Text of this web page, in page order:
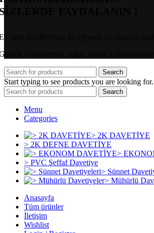
FAYDALANIN !
yeni trendlerimizi ilk öğrenen siz olun ve özel
Politikamıza uygun olarak kullanılacaktır
Search
Start typing to see products you are looking for.
Search
Menu
Categories
> 2K DAVETİYE
> 2K DEFNE DAVETİYE
>
> PVC Şeffaf Davetiye
> Sünnet
> Mühürlü
Anasayfa
Tüm ürünler
İletişim
Wishlist